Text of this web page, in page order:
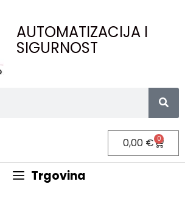
AUTOMATIZACIJA I
SIGURNOST
0,00 € 0
Trgovina